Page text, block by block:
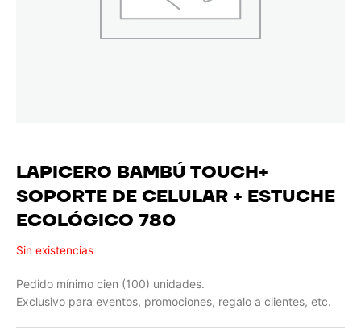
LAPICERO BAMBÚ TOUCH+
SOPORTE DE CELULAR + ESTUCHE
ECOLÓGICO 780
Sin existencias
Pedido mínimo cien (100) unidades.
Exclusivo para eventos, promociones, regalo a clientes, etc.